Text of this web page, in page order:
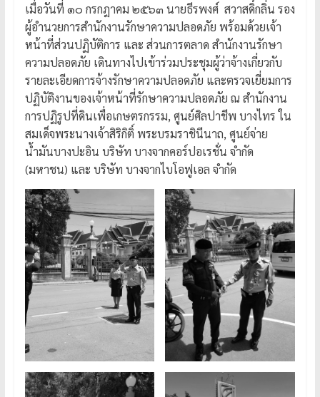
เมื่อวันที่ ๑๐ กรกฎาคม ๒๕๖๓ นายธีรพงศ์ สวาสดิ์กลิ่น รอง
ผู้อำนวยการสำนักงานรักษาความปลอดภัย พร้อมด้วยเจ้า
หน้าที่ส่วนปฏิบัติการ และ ส่วนการตลาด สำนักงานรักษา
ความปลอดภัย เดินทางไปเข้าร่วมประชุมผู้ว่าจ้างเกี่ยวกับ
รายละเอียดการจ้างรักษาความปลอดภัย และตรวจเยี่ยมการ
ปฏิบัติงานของเจ้าหน้าที่รักษาความปลอดภัย ณ สำนักงาน
การปฏิรูปที่ดินเพื่อเกษตรกรรม, ศูนย์ศิลปาชีพ บางไทร ใน
สมเด็จพระนางเจ้าสิริกิติ์ พระบรมราชินีนาถ, ศูนย์จ่าย
น้ำมันบางปะอิน บริษัท บางจากคอร์ปอเรชั่น จำกัด
(มหาชน) และ บริษัท บางจากไบโอฟูเอล จำกัด